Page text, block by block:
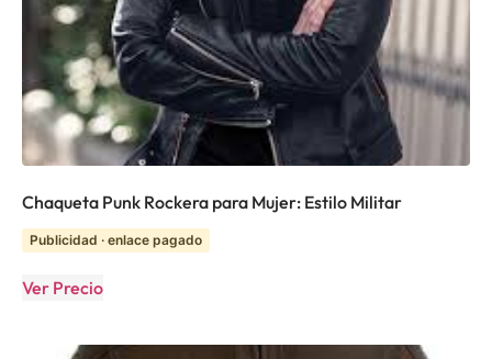
Chaqueta Punk Rockera para Mujer: Estilo Militar
Publicidad · enlace pagado
Ver Precio